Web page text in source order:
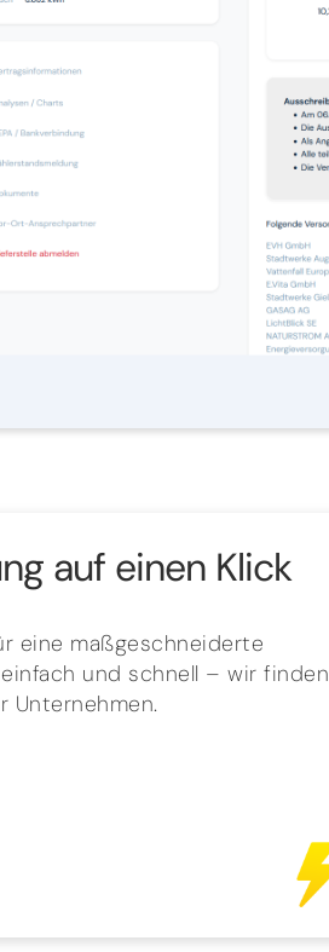
auf einen Klick
eine maßgeschneiderte
und schnell – wir finden
Unternehmen.